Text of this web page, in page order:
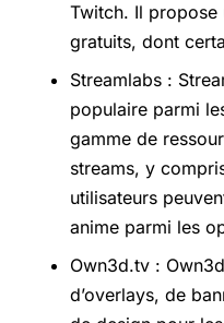
Twitch. Il propose
gratuits, dont
Streamlabs :
populaire parmi
gamme de
streams, y
utilisateurs
anime parmi les
Own3d.tv :
d’overlays, de